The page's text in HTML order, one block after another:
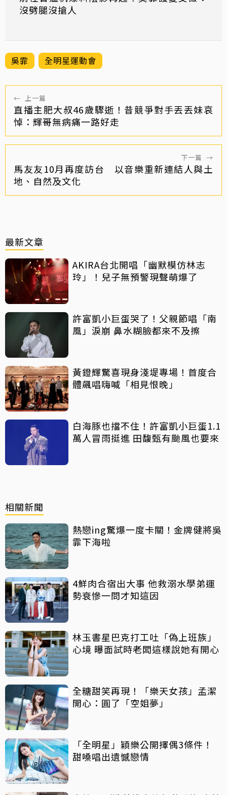
沒劈腿沒搶人
吳霏 全明星運動會
← 上一篇
直播主肥大叔46歲驟逝！昔競爭對手丟丟妹哀
悼：輝哥無病痛一路好走
下一篇 →
馬友友10月再度訪台 以音樂重新連結人與土
地、自然及文化
最新文章
AKIRA台北開唱「幽默模仿林志
玲」！兒子無預警現聲萌爆了
許富凱小巨蛋哭了！父親節唱「南
風」淚崩 鼻水糊臉都來不及擦
黃鐙輝驚喜現身淺堤專場！首度合
體飆唱嗨喊「相見恨晚」
白海豚也擋不住！許富凱小巨蛋1.1
萬人冒雨挺進 田馥甄有颱風也要來
相關新聞
熱戀ing驚爆一度卡關！金牌健將吳
霏下海啦
4鮮肉合宿出大事 他救溺水學弟運
勢衰慘一問才知這因
林玉書星巴克打工吐「偽上班族」
心境 曝面試時老闆這樣說她有開心
全糖甜笑再現！「樂天女孩」孟潔
開心：圓了「空姐夢」
「全明星」穎樂公開擇偶3條件！
甜嗓唱出遺憾戀情